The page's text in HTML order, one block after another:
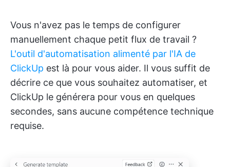
Vous n'avez pas le temps de configurer
manuellement chaque petit flux de travail ?
L'outil d'automatisation alimenté par l'IA de
ClickUp est là pour vous aider. Il vous suffit de
décrire ce que vous souhaitez automatiser, et
ClickUp le générera pour vous en quelques
secondes, sans aucune compétence technique
requise.